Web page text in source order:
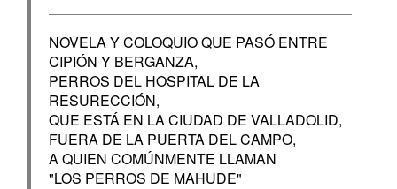
NOVELA Y COLOQUIO QUE PASÓ ENTRE
CIPIÓN Y BERGANZA,
PERROS DEL HOSPITAL DE LA
RESURECCIÓN,
QUE ESTÁ EN LA CIUDAD DE VALLADOLID,
FUERA DE LA PUERTA DEL CAMPO,
A QUIEN COMÚNMENTE LLAMAN
"LOS PERROS DE MAHUDE"